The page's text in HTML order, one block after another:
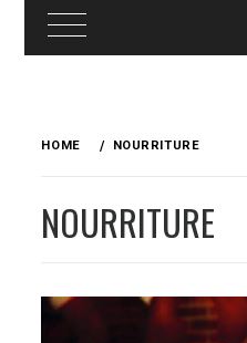
HOME NOURRITURE
NOURRITURE